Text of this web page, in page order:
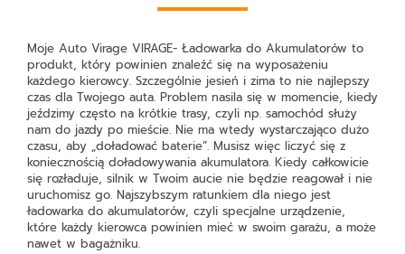
Moje Auto Virage VIRAGE- Ładowarka do Akumulatorów to
produkt, który powinien znaleźć się na wyposażeniu
każdego kierowcy. Szczególnie jesień i zima to nie najlepszy
czas dla Twojego auta. Problem nasila się w momencie, kiedy
jeździmy często na krótkie trasy, czyli np. samochód służy
nam do jazdy po mieście. Nie ma wtedy wystarczająco dużo
czasu, aby „doładować baterie”. Musisz więc liczyć się z
koniecznością doładowywania akumulatora. Kiedy całkowicie
się rozładuje, silnik w Twoim aucie nie będzie reagował i nie
uruchomisz go. Najszybszym ratunkiem dla niego jest
ładowarka do akumulatorów, czyli specjalne urządzenie,
które każdy kierowca powinien mieć w swoim garażu, a może
nawet w bagażniku.